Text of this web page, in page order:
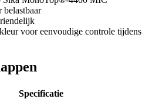
belastbaar
voor eenvoudige controle tijdens
Specificatie